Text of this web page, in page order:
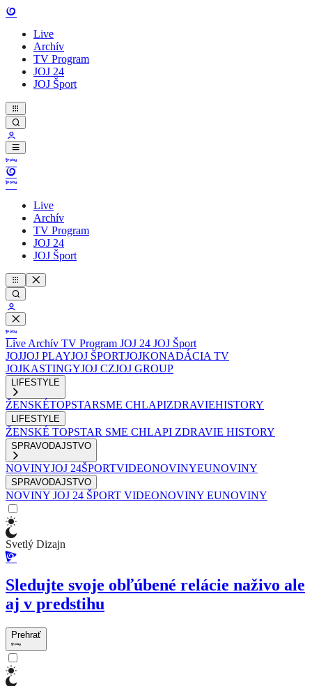
Live
Archív
TV Program
JOJ 24
JOJ Šport
Live
Archív
TV Program
JOJ 24
JOJ Šport
Live Archív TV Program JOJ 24 JOJ Šport
JOJJOJ PLAYJOJ ŠPORTJOJKONADÁCIA TV
JOJKASTINGYJOJ CZJOJ GROUP
LIFESTYLE
ŽENSKÉTOPSTARSME CHLAPIZDRAVIEHISTORY
LIFESTYLE
ŽENSKÉ TOPSTAR SME CHLAPI ZDRAVIE HISTORY
SPRAVODAJSTVO
NOVINYJOJ 24ŠPORTVIDEONOVINYEUNOVINY
SPRAVODAJSTVO
NOVINY JOJ 24 ŠPORT VIDEONOVINY EUNOVINY
Svetlý Dizajn
Sledujte svoje obľúbené relácie naživo ale
aj v predstihu
Prehrať